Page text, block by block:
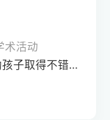
术活动
复读学校的教学质量很高，能够帮助孩子取得不错的成绩，同时学习氛围也很好，孩子能够在舒适的环境中学习。我会向其他家长推荐这所学校。